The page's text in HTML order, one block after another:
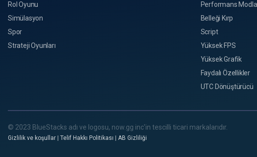
Rol Oyunu
Simülasyon
Spor
Strateji Oyunları
Performans
Belleği Kırp
Script
Yüksek FPS
Yüksek Grafik
Faydalı Özellikler
UTC Dönüştürücü
© 2023 BlueStacks adı ve logosu, now.gg inc'in tescilli ticari markalarıdır.
Gizlilik ve koşullar Telif Hakkı Politikası AB Gizliliği